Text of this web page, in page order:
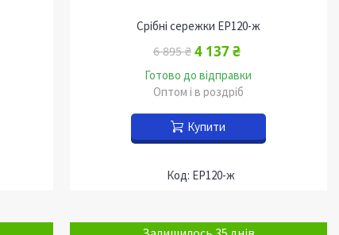
Срібні сережки EP120-ж
6 895 ₴ 4 137 ₴
Готово до відправки
Оптом і в роздріб
Купити
EP120-ж